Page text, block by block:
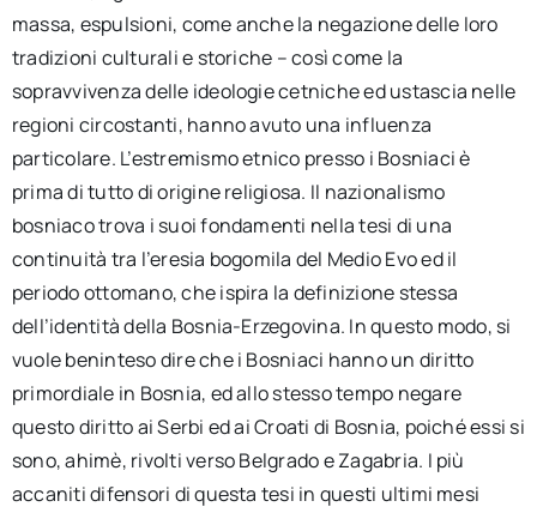
massa, espulsioni, come anche la negazione delle loro
tradizioni culturali e storiche – così come la
sopravvivenza delle ideologie cetniche ed ustascia nelle
regioni circostanti, hanno avuto una influenza
particolare. L’estremismo etnico presso i Bosniaci è
prima di tutto di origine religiosa. Il nazionalismo
bosniaco trova i suoi fondamenti nella tesi di una
continuità tra l’eresia bogomila del Medio Evo ed il
periodo ottomano, che ispira la definizione stessa
dell’identità della Bosnia-Erzegovina. In questo modo, si
vuole beninteso dire che i Bosniaci hanno un diritto
primordiale in Bosnia, ed allo stesso tempo negare
questo diritto ai Serbi ed ai Croati di Bosnia, poiché essi si
sono, ahimè, rivolti verso Belgrado e Zagabria. I più
accaniti difensori di questa tesi in questi ultimi mesi